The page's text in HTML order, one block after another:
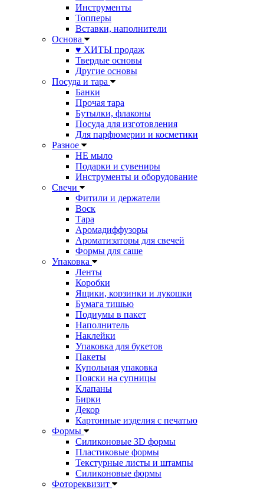
Инструменты
Топперы
Вставки, наполнители
Основа
♥ ХИТЫ продаж
Твердые основы
Другие основы
Посуда и тара
Банки
Прочая тара
Бутылки, флаконы
Посуда для изготовления
Для парфюмерии и косметики
Разное
НЕ мыло
Подарки и сувениры
Инструменты и оборудование
Свечи
Фитили и держатели
Воск
Тара
Аромадиффузоры
Ароматизаторы для свечей
Формы для саше
Упаковка
Ленты
Коробки
Ящики, корзинки и лукошки
Бумага тишью
Подиумы в пакет
Наполнитель
Наклейки
Упаковка для букетов
Пакеты
Купольная упаковка
Пояски на супницы
Клапаны
Бирки
Декор
Картонные изделия с печатью
Формы
Силиконовые 3D формы
Пластиковые формы
Текстурные листы и штампы
Силиконовые формы
Фотореквизит